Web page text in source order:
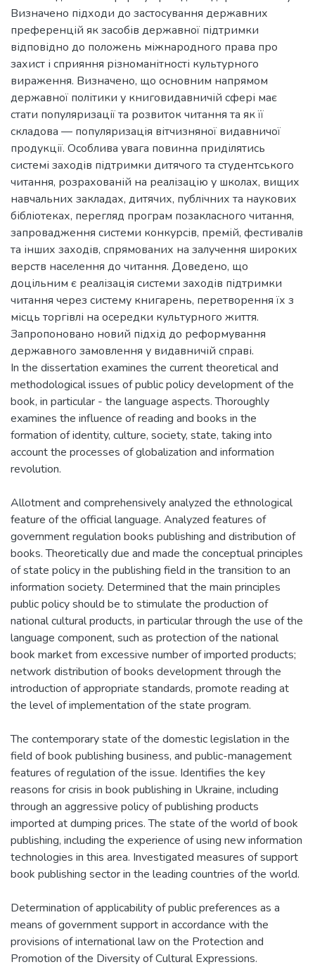
Визначено підходи до застосування державних
преференцій як засобів державної підтримки
відповідно до положень міжнародного права про
захист і сприяння різноманітності культурного
вираження. Визначено, що основним напрямом
державної політики у книговидавничій сфері має
стати популяризації та розвиток читання та як її
складова — популяризація вітчизняної видавничої
продукції. Особлива увага повинна приділятись
системі заходів підтримки дитячого та студентського
читання, розрахованій на реалізацію у школах, вищих
навчальних закладах, дитячих, публічних та наукових
бібліотеках, перегляд програм позакласного читання,
запровадження системи конкурсів, премій, фестивалів
та інших заходів, спрямованих на залучення широких
верств населення до читання. Доведено, що
доцільним є реалізація системи заходів підтримки
читання через систему книгарень, перетворення їх з
місць торгівлі на осередки культурного життя.
Запропоновано новий підхід до реформування
державного замовлення у видавничій справі.
In the dissertation examines the current theoretical and
methodological issues of public policy development of the
book, in particular - the language aspects. Thoroughly
examines the influence of reading and books in the
formation of identity, culture, society, state, taking into
account the processes of globalization and information
revolution.
Allotment and comprehensively analyzed the ethnological
feature of the official language. Analyzed features of
government regulation books publishing and distribution of
books. Theoretically due and made the conceptual principles
of state policy in the publishing field in the transition to an
information society. Determined that the main principles
public policy should be to stimulate the production of
national cultural products, in particular through the use of the
language component, such as protection of the national
book market from excessive number of imported products;
network distribution of books development through the
introduction of appropriate standards, promote reading at
the level of implementation of the state program.
The contemporary state of the domestic legislation in the
field of book publishing business, and public-management
features of regulation of the issue. Identifies the key
reasons for crisis in book publishing in Ukraine, including
through an aggressive policy of publishing products
imported at dumping prices. The state of the world of book
publishing, including the experience of using new information
technologies in this area. Investigated measures of support
book publishing sector in the leading countries of the world.
Determination of applicability of public preferences as a
means of government support in accordance with the
provisions of international law on the Protection and
Promotion of the Diversity of Cultural Expressions.